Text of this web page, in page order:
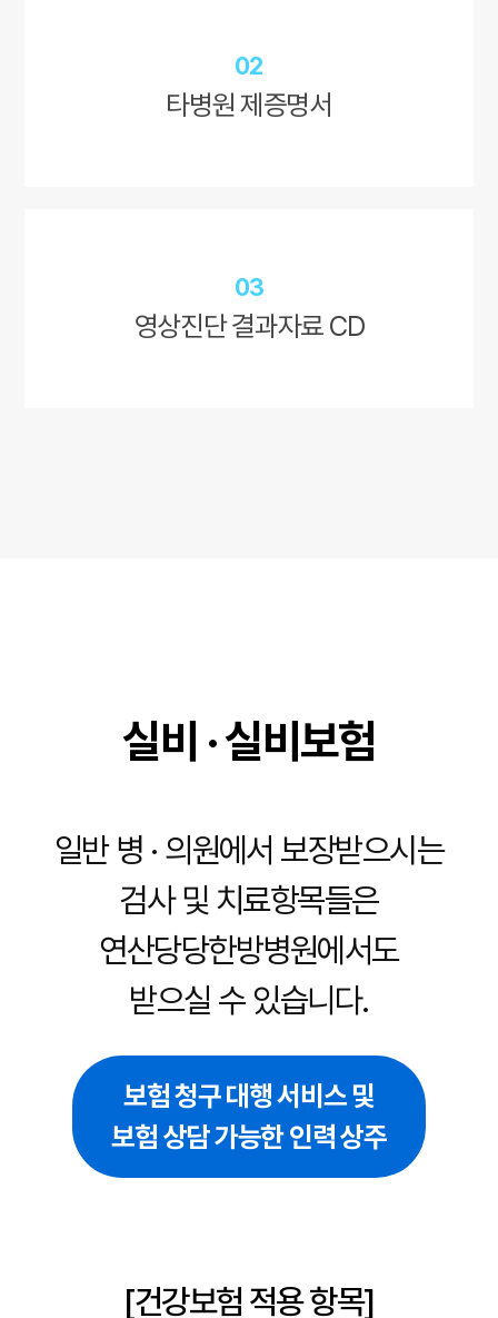
02
타병원 제증명서
03
영상진단 결과자료 CD
실비 · 실비보험
일반 병 · 의원에서 보장받으시는
검사 및 치료항목들은
연산당당한방병원에서도
받으실 수 있습니다.
보험 청구 대행 서비스 및
보험 상담 가능한 인력 상주
[건강보험 적용 항목]